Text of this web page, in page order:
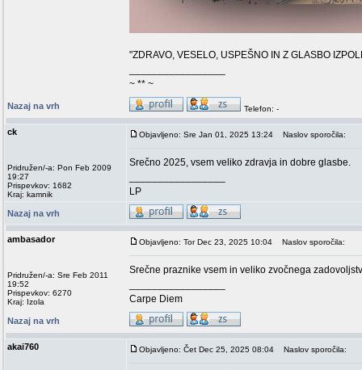
"ZDRAVO, VESELO, USPEŠNO IN Z GLASBO
~ ** ~
Nazaj na vrh Telefon: -
ck
Pridružen/-a: Pon Feb 2009
19:27
Prispevkov: 1682
Kraj: kamnik
Objavljeno: Sre Jan 01, 2025 13:24 Naslov sporočila:
Srečno 2025, vsem veliko zdravja in dobre glasbe.
LP
Nazaj na vrh
ambasador
Pridružen/-a: Sre Feb 2011
19:52
Prispevkov: 6270
Kraj: Izola
Objavljeno: Tor Dec 23, 2025 10:04 Naslov sporočila:
Srečne praznike vsem in veliko zvočnega
Carpe Diem
Nazaj na vrh
akai760 Objavljeno: Čet Dec 25, 2025 08:04 Naslov sporočila: